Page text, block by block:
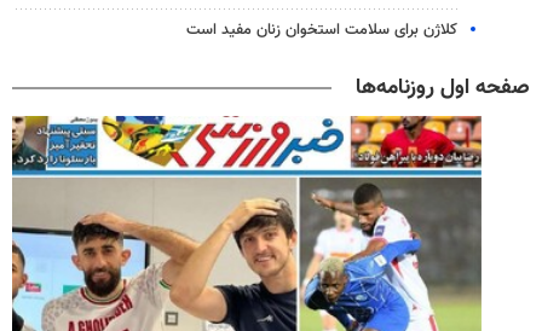
کلاژن برای سلامت استخوان زنان مفید است
صفحه اول روزنامه‌ها